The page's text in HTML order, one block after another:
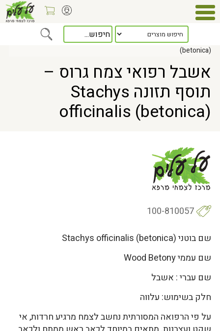
> אשבל רפואי צמח גרוס – תוסף תזונה Stachys officinalis
(betonica)
אשבל רפואי צמח גרוס –
תוסף תזונה Stachys
officinalis (betonica)
100-810057
שם בוטני Stachys officinalis (betonica)
שם עממי Wood Betony
שם עברי : אשבל
חלק בשימוש: עלווה
על פי הרפואה המסורתית נחשב לצמח מרגיע חרדות, אי